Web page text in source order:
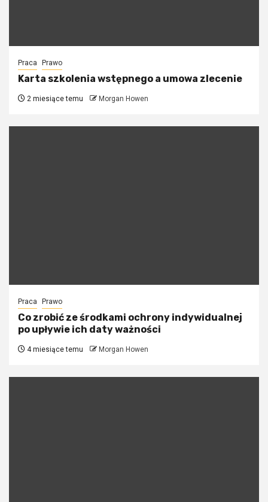
Praca Prawo
Karta szkolenia wstępnego a umowa zlecenie
2 miesiące temu Morgan Howen
Praca Prawo
Co zrobić ze środkami ochrony indywidualnej
po upływie ich daty ważności
4 miesiące temu Morgan Howen